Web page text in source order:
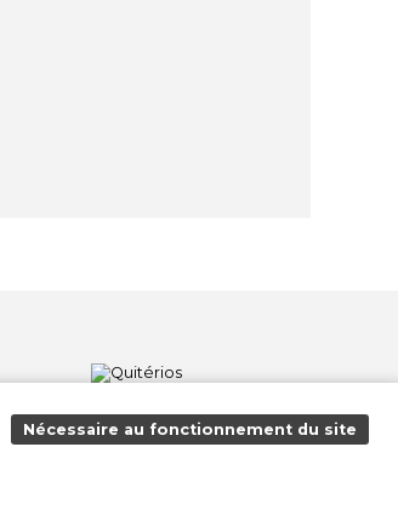
Nécessaire au fonctionnement du site